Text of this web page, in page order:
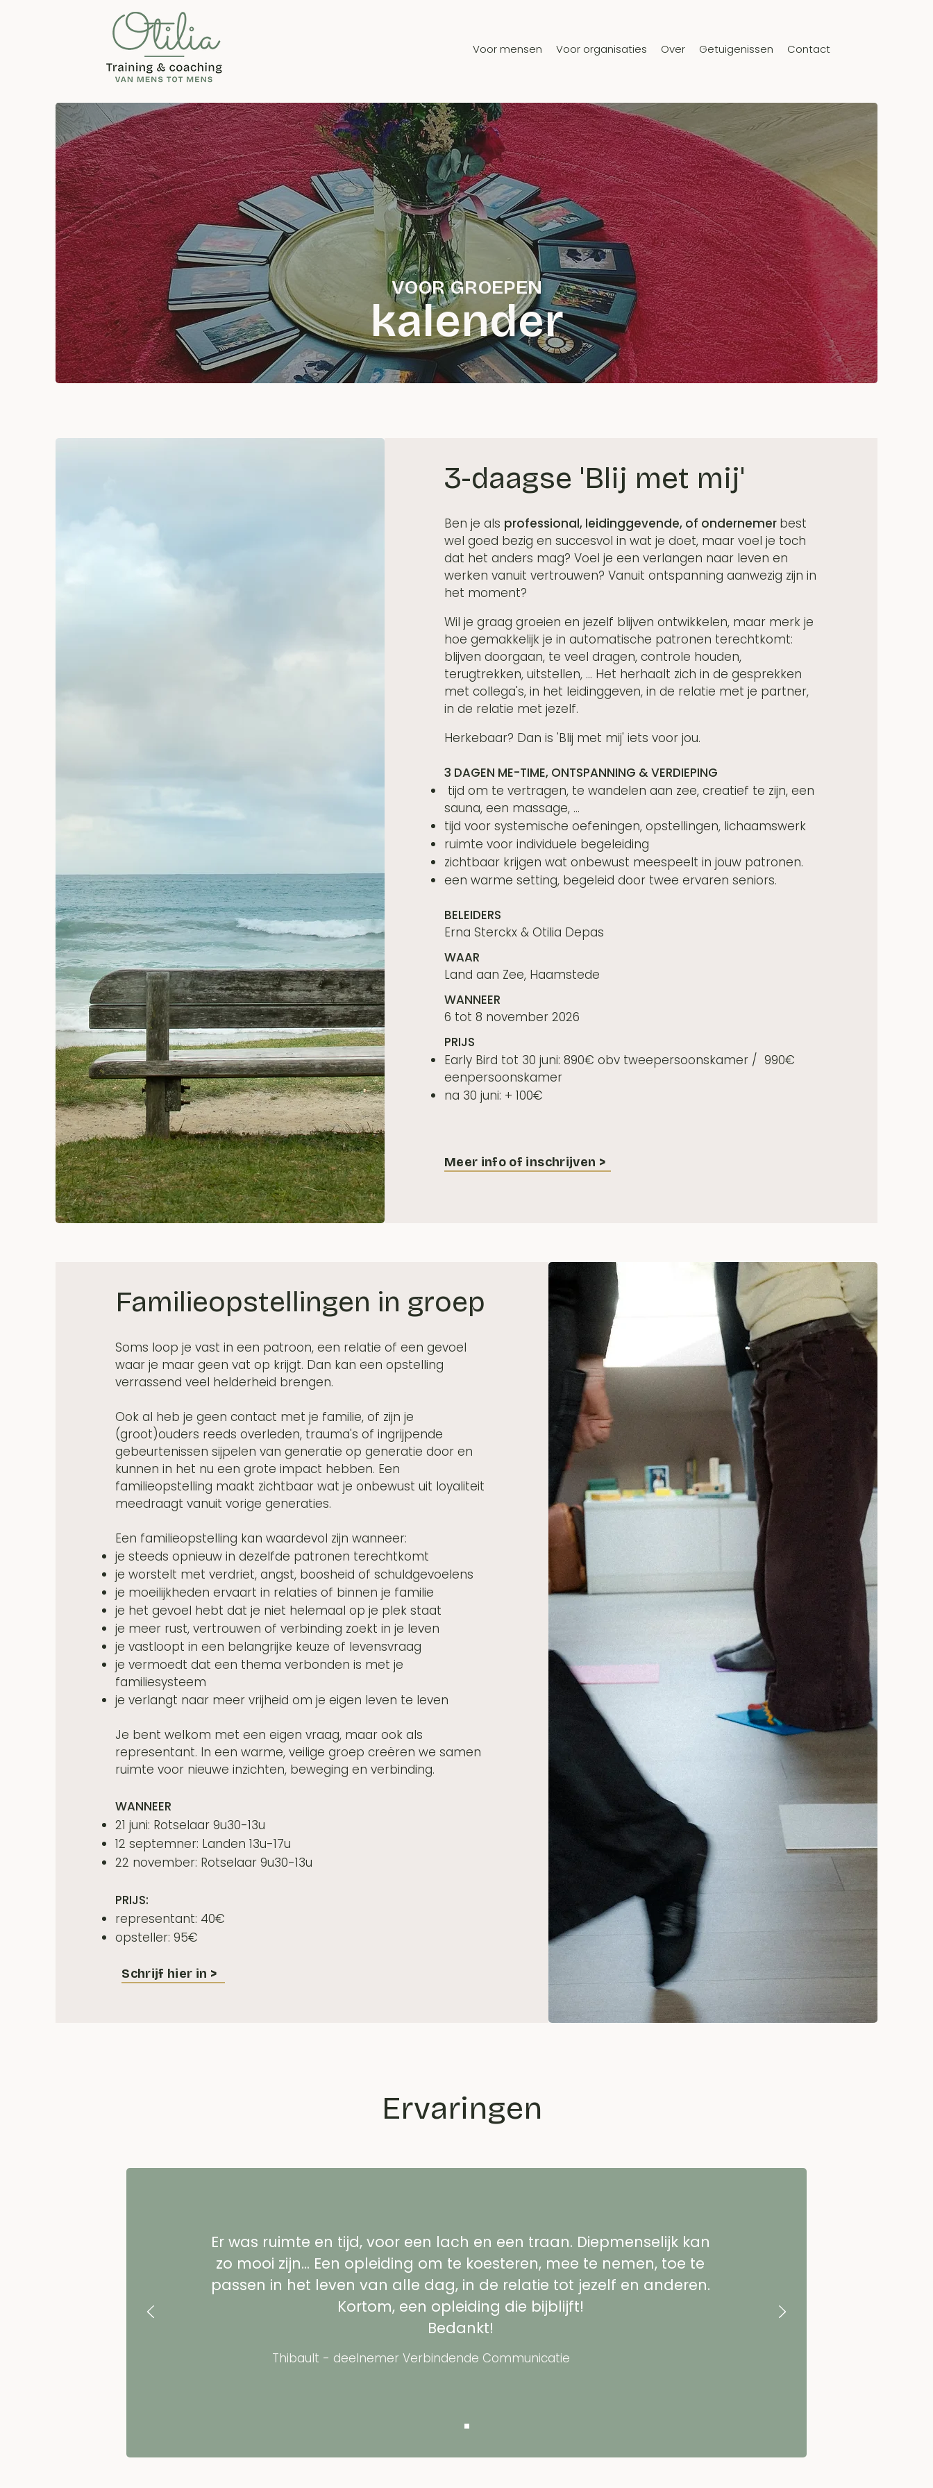
Voor mensen Voor organisaties Over Getuigenissen Contact
VOOR GROEPEN
kalender
3-daagse 'Blij met mij'
Ben je als professional, leidinggevende, of ondernemer best
wel goed bezig en succesvol in wat je doet, maar voel je toch
dat het anders mag? Voel je een verlangen naar leven en
werken vanuit vertrouwen? Vanuit ontspanning aanwezig zijn in
het moment?
Wil je graag groeien en jezelf blijven ontwikkelen, maar merk je
hoe gemakkelijk je in automatische patronen terechtkomt:
blijven doorgaan, te veel dragen, controle houden,
terugtrekken, uitstellen, ... Het herhaalt zich in de gesprekken
met collega's, in het leidinggeven, in de relatie met je partner,
in de relatie met jezelf.
Herkebaar? Dan is 'Blij met mij' iets voor jou.
3 DAGEN ME-TIME, ONTSPANNING & VERDIEPING
tijd om te vertragen, te wandelen aan zee, creatief te zijn, een
sauna, een massage, ...
tijd voor systemische oefeningen, opstellingen, lichaamswerk
ruimte voor individuele begeleiding
zichtbaar krijgen wat onbewust meespeelt in jouw patronen.
een warme setting, begeleid door twee ervaren seniors.
BELEIDERS
Erna Sterckx & Otilia Depas
WAAR
Land aan Zee, Haamstede
WANNEER
6 tot 8 november 2026
PRIJS
Early Bird tot 30 juni: 890€ obv tweepersoonskamer / 990€
eenpersoonskamer
na 30 juni: + 100€
Meer info of inschrijven >
Familieopstellingen in groep
Soms loop je vast in een patroon, een relatie of een gevoel
waar je maar geen vat op krijgt. Dan kan een opstelling
verrassend veel helderheid brengen.
Ook al heb je geen contact met je familie, of zijn je
(groot)ouders reeds overleden, trauma's of ingrijpende
gebeurtenissen sijpelen van generatie op generatie door en
kunnen in het nu een grote impact hebben. Een
familieopstelling maakt zichtbaar wat je onbewust uit loyaliteit
meedraagt vanuit vorige generaties.
Een familieopstelling kan waardevol zijn wanneer:
je steeds opnieuw in dezelfde patronen terechtkomt
je worstelt met verdriet, angst, boosheid of schuldgevoelens
je moeilijkheden ervaart in relaties of binnen je familie
je het gevoel hebt dat je niet helemaal op je plek staat
je meer rust, vertrouwen of verbinding zoekt in je leven
je vastloopt in een belangrijke keuze of levensvraag
je vermoedt dat een thema verbonden is met je
familiesysteem
je verlangt naar meer vrijheid om je eigen leven te leven
Je bent welkom met een eigen vraag, maar ook als
representant. In een warme, veilige groep creëren we samen
ruimte voor nieuwe inzichten, beweging en verbinding.
WANNEER
21 juni: Rotselaar 9u30-13u
12 septemner: Landen 13u-17u
22 november: Rotselaar 9u30-13u
PRIJS:
representant: 40€
opsteller: 95€
Schrijf hier in >
Ervaringen
Er was ruimte en tijd, voor een lach en een traan. Diepmenselijk kan
zo mooi zijn... Een opleiding om te koesteren, mee te nemen, toe te
passen in het leven van alle dag, in de relatie tot jezelf en anderen.
Kortom, een opleiding die bijblijft!
Bedankt!​
Thibault - deelnemer Verbindende Communicatie